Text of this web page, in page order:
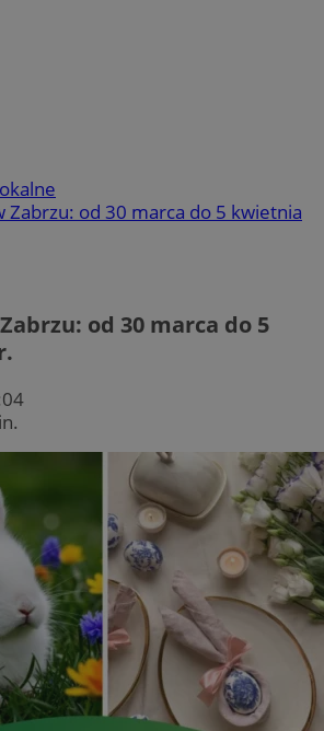
Zabrzu: od 30 marca do 5 kwietnia
od 30 marca do 5